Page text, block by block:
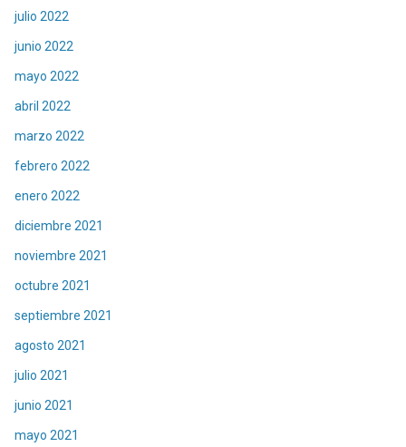
julio 2022
junio 2022
mayo 2022
abril 2022
marzo 2022
febrero 2022
enero 2022
diciembre 2021
noviembre 2021
octubre 2021
septiembre 2021
agosto 2021
julio 2021
junio 2021
mayo 2021